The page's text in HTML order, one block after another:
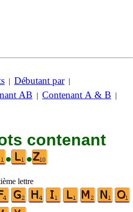
| Débutant par|
AB | Contenant A & B |
contenant
• •
lettre